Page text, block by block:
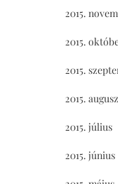
2015.
2015.
2015.
2015.
2015. július
2015. június